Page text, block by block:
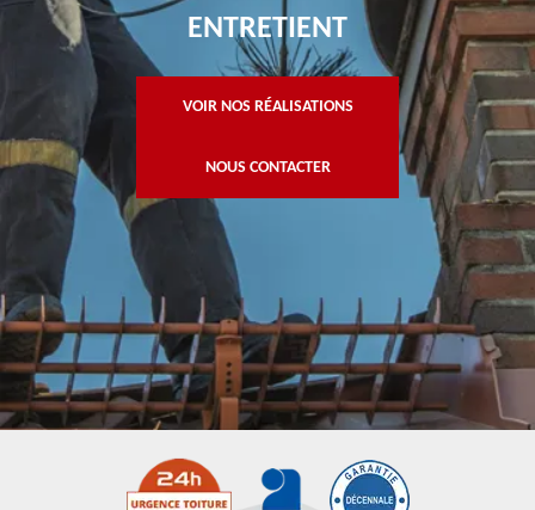
ENTRETIENT
VOIR NOS RÉALISATIONS
NOUS CONTACTER